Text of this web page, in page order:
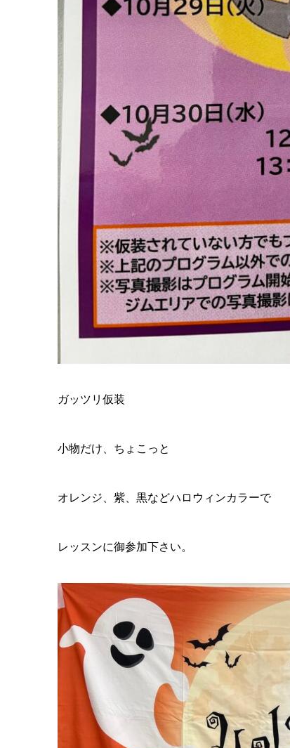
ガッツリ仮装
小物だけ、ちょこっと
オレンジ、紫、黒などハロウィンカラーで
レッスンに御参加下さい。